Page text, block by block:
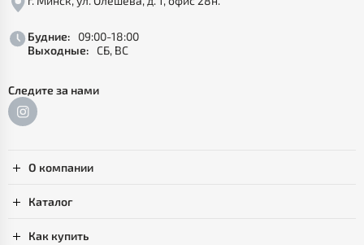
Будние:
09:00-18:00
Выходные: СБ, ВС
Следите за нами
О компании
Каталог
Как купить